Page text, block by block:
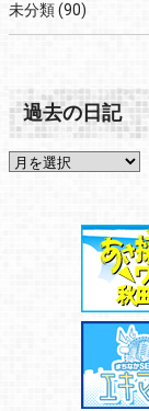
未分類(90)
過去の日記